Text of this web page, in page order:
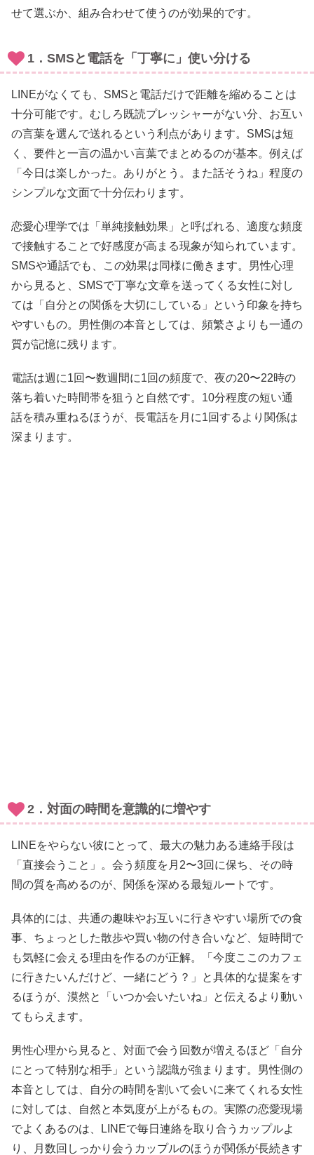
せて選ぶか、組み合わせて使うのが効果的です。
1．SMSと電話を「丁寧に」使い分ける
LINEがなくても、SMSと電話だけで距離を縮めることは
十分可能です。むしろ既読プレッシャーがない分、お互い
の言葉を選んで送れるという利点があります。SMSは短
く、要件と一言の温かい言葉でまとめるのが基本。例えば
「今日は楽しかった。ありがとう。また話そうね」程度の
シンプルな文面で十分伝わります。
恋愛心理学では「単純接触効果」と呼ばれる、適度な頻度
で接触することで好感度が高まる現象が知られています。
SMSや通話でも、この効果は同様に働きます。男性心理
から見ると、SMSで丁寧な文章を送ってくる女性に対し
ては「自分との関係を大切にしている」という印象を持ち
やすいもの。男性側の本音としては、頻繁さよりも一通の
質が記憶に残ります。
電話は週に1回〜数週間に1回の頻度で、夜の20〜22時の
落ち着いた時間帯を狙うと自然です。10分程度の短い通
話を積み重ねるほうが、長電話を月に1回するより関係は
深まります。
2．対面の時間を意識的に増やす
LINEをやらない彼にとって、最大の魅力ある連絡手段は
「直接会うこと」。会う頻度を月2〜3回に保ち、その時
間の質を高めるのが、関係を深める最短ルートです。
具体的には、共通の趣味やお互いに行きやすい場所での食
事、ちょっとした散歩や買い物の付き合いなど、短時間で
も気軽に会える理由を作るのが正解。「今度ここのカフェ
に行きたいんだけど、一緒にどう？」と具体的な提案をす
るほうが、漠然と「いつか会いたいね」と伝えるより動い
てもらえます。
男性心理から見ると、対面で会う回数が増えるほど「自分
にとって特別な相手」という認識が強まります。男性側の
本音としては、自分の時間を割いて会いに来てくれる女性
に対しては、自然と本気度が上がるもの。実際の恋愛現場
でよくあるのは、LINEで毎日連絡を取り合うカップルよ
り、月数回しっかり会うカップルのほうが関係が長続きす